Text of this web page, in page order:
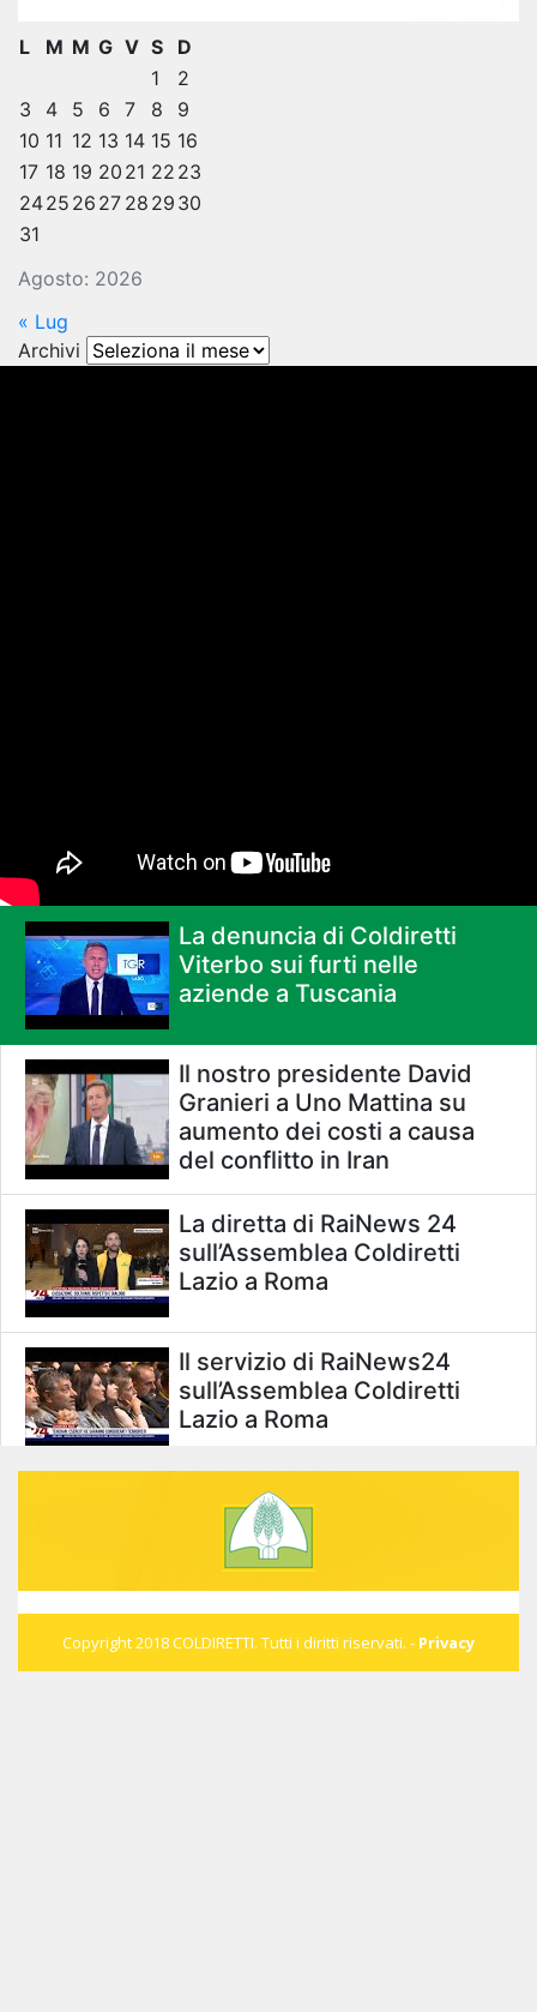
Agosto: 2026
L M M G V S
D
1
2
3
4 5 6 7 8
9
10 11 12 13 14 15 16
17 18 19 20 21 22 23
2425 26 27 28 29 30
31
« Lug
Archivi Archivi
La denuncia di Coldiretti
Viterbo sui furti nelle
aziende a Tuscania
Il nostro presidente David
Granieri a Uno Mattina su
aumento dei costi a causa
del conflitto in Iran
La diretta di RaiNews 24
sull’Assemblea Coldiretti
Lazio a Roma
Il servizio di RaiNews24
sull’Assemblea Coldiretti
Lazio a Roma
Il servizio del Tgr Lazio
sull’Assemblea Coldiretti
Lazio a Roma
Il servizio del Tg5
sull’Assemblea di Coldiretti
Copyright 2018 COLDIRETTI. Tutti i diritti riservati. - Privacy